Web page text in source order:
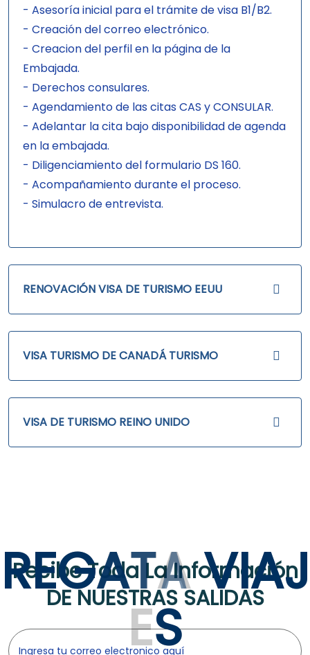
REGATAVIAJ
ES
- Asesoría inicial para el trámite de visa B1/B2.
- Creación del correo electrónico.
- Creacion del perfil en la página de la
Embajada.
- Derechos consulares.
- Agendamiento de las citas CAS y CONSULAR.
- Adelantar la cita bajo disponibilidad de agenda
en la embajada.
- Diligenciamiento del formulario DS 160.
- Acompañamiento durante el proceso.
- Simulacro de entrevista.
RENOVACIÓN VISA DE TURISMO EEUU
VISA TURISMO DE CANADÁ TURISMO
VISA DE TURISMO REINO UNIDO
Recibe Toda La Información
DE NUESTRAS SALIDAS